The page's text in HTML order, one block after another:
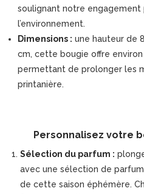
soulignant notre engagement
l’environnement.
Dimensions : une hauteur de
cm, cette bougie offre
permettant de prolonger les
printanière.
Personnalisez votre
Sélection du parfum :
avec une sélection de
de cette saison éphémère.